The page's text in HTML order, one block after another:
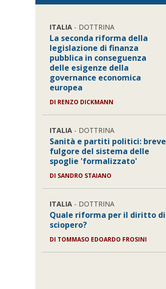
ITALIA - DOTTRINA
La seconda riforma della
legislazione di finanza
pubblica in conseguenza
delle esigenze della
governance economica
europea
DI RENZO DICKMANN
ITALIA - DOTTRINA
Sanità e partiti politici: breve
fulgore del sistema delle
spoglie 'formalizzato'
DI SANDRO STAIANO
ITALIA - DOTTRINA
Quale riforma per il diritto di
sciopero?
DI TOMMASO EDOARDO FROSINI